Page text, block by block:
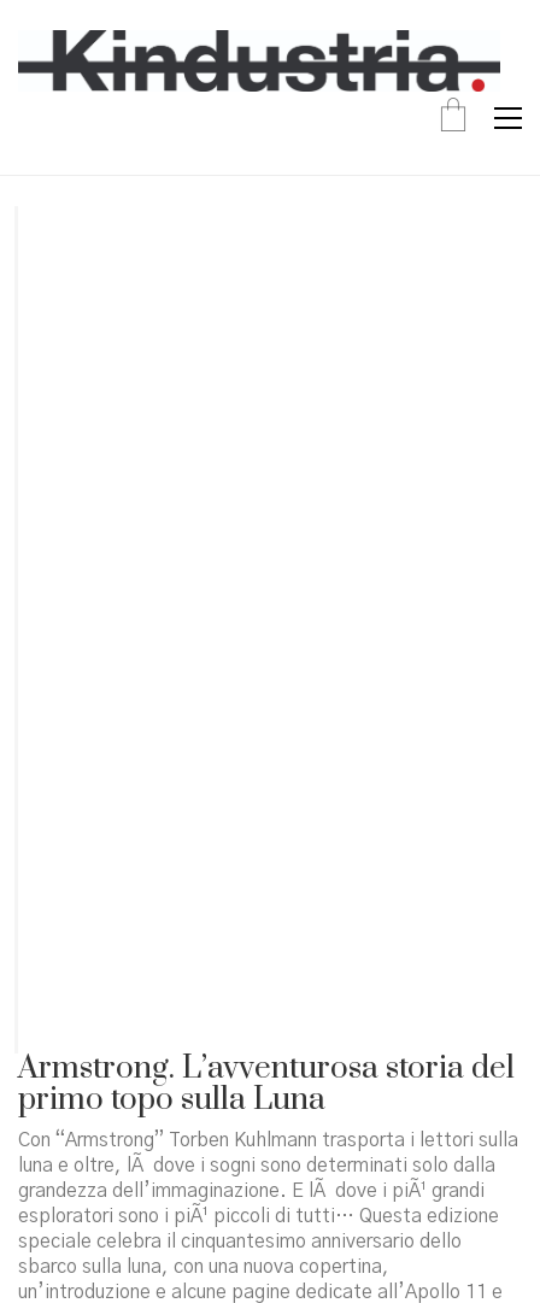
Armstrong. L’avventurosa storia del
primo topo sulla Luna
Con “Armstrong” Torben Kuhlmann trasporta i lettori sulla
luna e oltre, lÃ dove i sogni sono determinati solo dalla
grandezza dell’immaginazione. E lÃ dove i piÃ¹ grandi
esploratori sono i piÃ¹ piccoli di tutti… Questa edizione
speciale celebra il cinquantesimo anniversario dello
sbarco sulla luna, con una nuova copertina,
un’introduzione e alcune pagine dedicate all’Apollo 11 e